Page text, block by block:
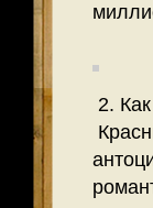
2.